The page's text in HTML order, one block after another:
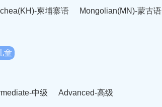
柬埔寨语 Mongolian(MN)-蒙古语
童
中级 Advanced-高级